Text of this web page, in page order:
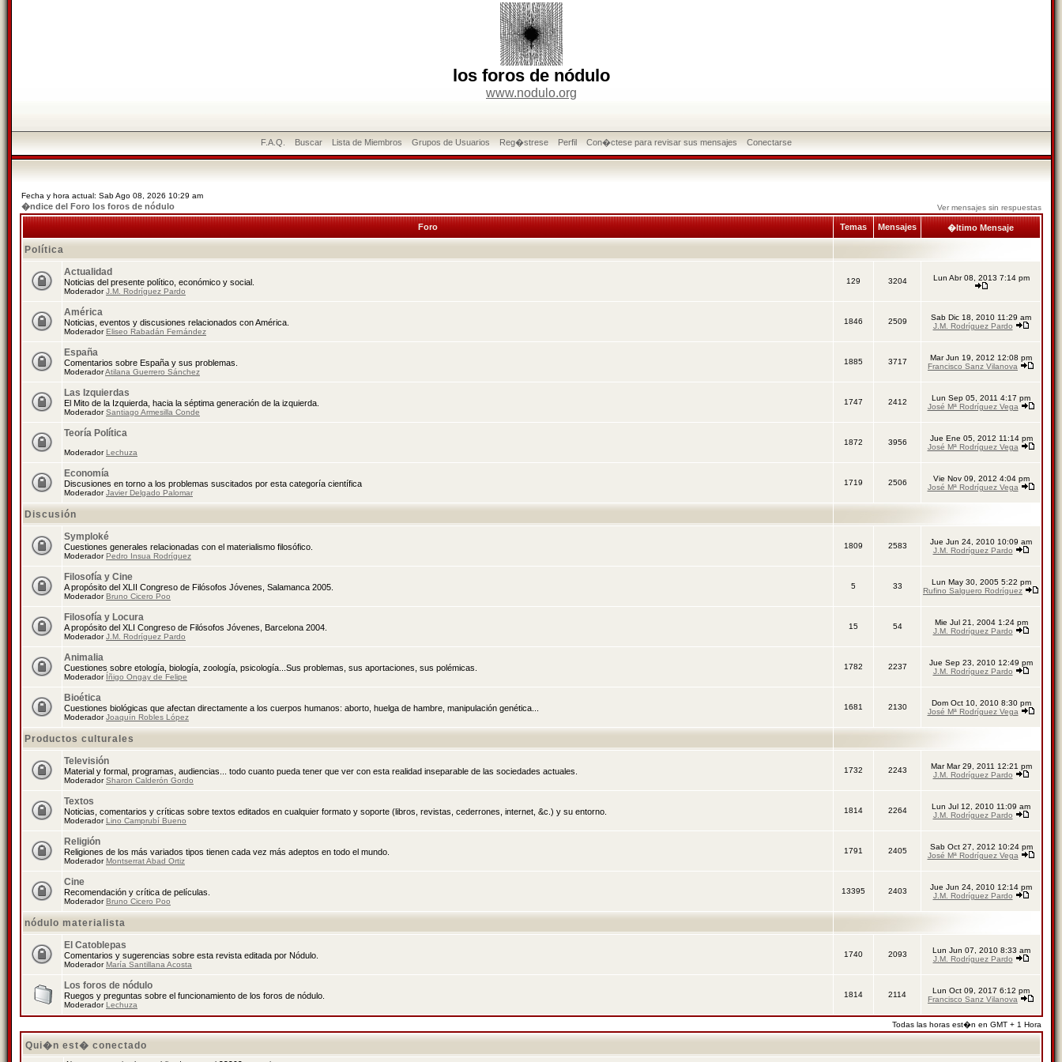
los foros de nódulo
www.nodulo.org
F.A.Q. Buscar Lista de Miembros Grupos de Usuarios Reg�strese Perfil Con�ctese para revisar sus mensajes Conectarse
Fecha y hora actual: Sab Ago 08, 2026 10:29 am
�ndice del Foro los foros de nódulo Ver mensajes sin respuestas
Foro Temas Mensajes �ltimo Mensaje
Política
Actualidad
Noticias del presente político, económico y social.
ModeradorJ.M. Rodríguez Pardo
129 3204 Lun Abr 08, 2013 7:14 pm
América
Noticias, eventos y discusiones relacionados con América.
ModeradorEliseo Rabadán Fernández
1846 2509
Sab Dic 18, 2010 11:29 am
J.M. Rodríguez Pardo
España
Comentarios sobre España y sus problemas.
ModeradorAtilana Guerrero Sánchez
1885 3717
Mar Jun 19, 2012 12:08 pm
Francisco Sanz Vilanova
Las Izquierdas
El Mito de la Izquierda, hacia la séptima generación de la izquierda.
ModeradorSantiago Armesilla Conde
1747 2412
Lun Sep 05, 2011 4:17 pm
José Mª Rodríguez Vega
Teoría Política
ModeradorLechuza
1872 3956
Jue Ene 05, 2012 11:14 pm
José Mª Rodríguez Vega
Economía
Discusiones en torno a los problemas suscitados por esta categoría científica
ModeradorJavier Delgado Palomar
1719 2506
Vie Nov 09, 2012 4:04 pm
José Mª Rodríguez Vega
Discusión
Symploké
Cuestiones generales relacionadas con el materialismo filosófico.
ModeradorPedro Insua Rodríguez
1809 2583
Jue Jun 24, 2010 10:09 am
J.M. Rodríguez Pardo
Filosofía y Cine
A propósito del XLII Congreso de Filósofos Jóvenes, Salamanca 2005.
ModeradorBruno Cicero Poo
5 33
Lun May 30, 2005 5:22 pm
Rufino Salguero Rodríguez
Filosofía y Locura
A propósito del XLI Congreso de Filósofos Jóvenes, Barcelona 2004.
ModeradorJ.M. Rodríguez Pardo
15 54
Mie Jul 21, 2004 1:24 pm
J.M. Rodríguez Pardo
Animalia
Cuestiones sobre etología, biología, zoología, psicología...Sus problemas, sus aportaciones, sus polémicas.
Moderador Íñigo Ongay de Felipe
1782 2237
Jue Sep 23, 2010 12:49 pm
J.M. Rodríguez Pardo
Bioética
Cuestiones biológicas que afectan directamente a los cuerpos humanos: aborto, huelga de hambre, manipulación genética...
ModeradorJoaquín Robles López
1681 2130
Dom Oct 10, 2010 8:30 pm
José Mª Rodríguez Vega
Productos culturales
Televisión
Material y formal, programas, audiencias... todo cuanto pueda tener que ver con esta realidad inseparable de las sociedades actuales.
ModeradorSharon Calderón Gordo
1732 2243
Mar Mar 29, 2011 12:21 pm
J.M. Rodríguez Pardo
Textos
Noticias, comentarios y críticas sobre textos editados en cualquier formato y soporte (libros, revistas, cederrones, internet, &c.) y su entorno.
ModeradorLino Camprubí Bueno
1814 2264
Lun Jul 12, 2010 11:09 am
J.M. Rodríguez Pardo
Religión
Religiones de los más variados tipos tienen cada vez más adeptos en todo el mundo.
ModeradorMontserrat Abad Ortiz
1791 2405
Sab Oct 27, 2012 10:24 pm
José Mª Rodríguez Vega
Cine
Recomendación y crítica de películas.
ModeradorBruno Cicero Poo
13395 2403
Jue Jun 24, 2010 12:14 pm
J.M. Rodríguez Pardo
nódulo materialista
El Catoblepas
Comentarios y sugerencias sobre esta revista editada por Nódulo.
ModeradorMaría Santillana Acosta
1740 2093
Lun Jun 07, 2010 8:33 am
J.M. Rodríguez Pardo
Los foros de nódulo
Ruegos y preguntas sobre el funcionamiento de los foros de nódulo.
ModeradorLechuza
1814 2114
Lun Oct 09, 2017 6:12 pm
Francisco Sanz Vilanova
Todas las horas est�n en GMT + 1 Hora
Qui�n est� conectado